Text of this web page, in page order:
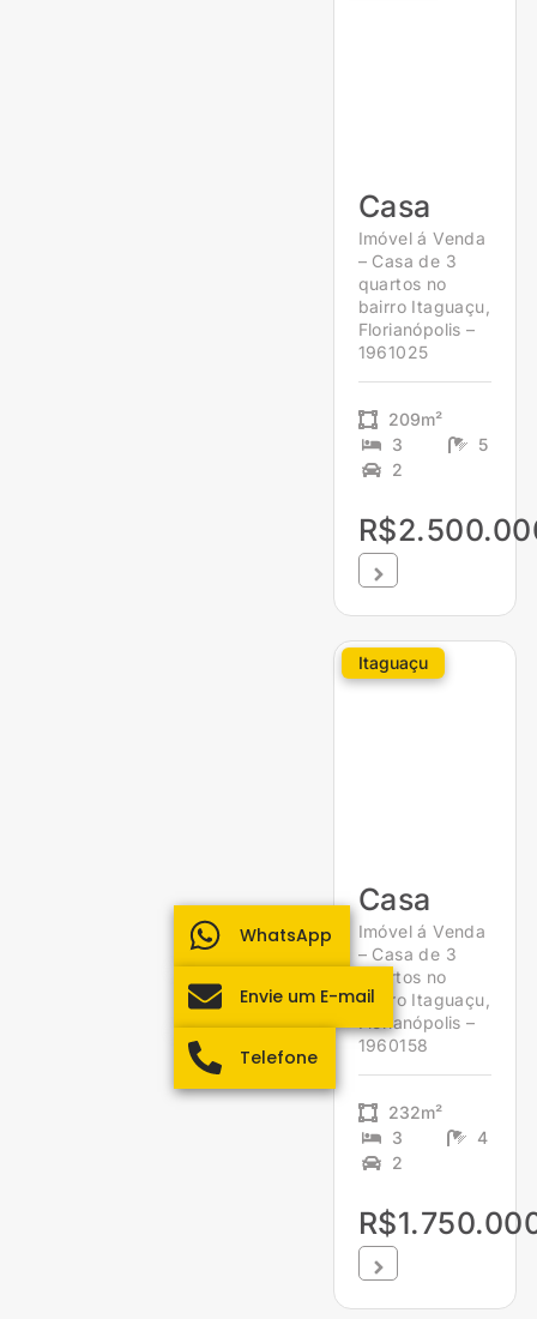
Casa
Imóvel á Venda
– Casa de 3
quartos no
bairro Itaguaçu,
Florianópolis –
1961025
209m²
3
5
2
Itaguaçu
Casa
Imóvel á Venda
– Casa de 3
quartos no
bairro Itaguaçu,
Florianópolis –
1960158
232m²
3
4
2
WhatsApp
Envie um E-mail
Telefone